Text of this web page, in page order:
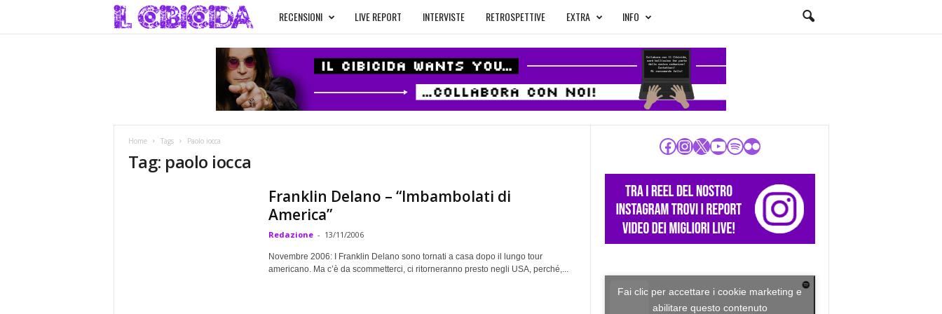
l
C
c
i
RECENSIONI LIVE REPORT INTERVISTE RETROSPETTIVE EXTRA INFO
Home Tags Paolo iocca
Tag: paolo iocca
Franklin Delano – “Imbambolati di
America”
Redazione - 13/11/2006
Novembre 2006: I Franklin Delano sono tornati a casa dopo il lungo tour
americano. Ma c’è da scommetterci, ci ritorneranno presto negli USA, perché,...
Facebook InstagramX YouTube Spotify Flickr
Fai clic per accettare i cookie marketing e
abilitare questo contenuto